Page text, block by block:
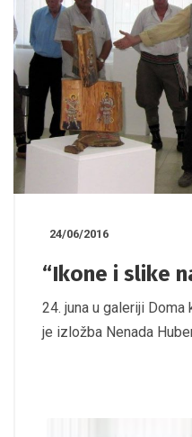
24/06/2016
“Ikone i slike
24. juna u galeriji Doma
je izložba Nenada